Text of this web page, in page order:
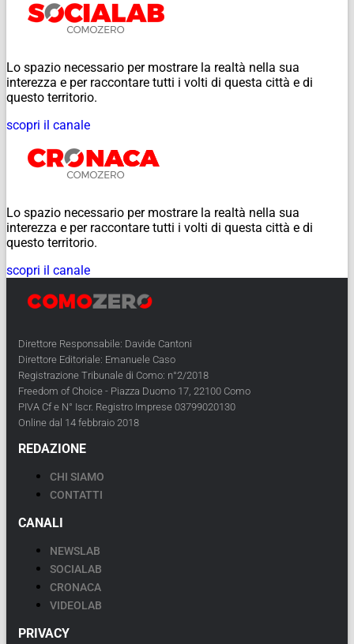
Lo spazio necessario per mostrare la realtà nella sua
interezza e per raccontare tutti i volti di questa città e di
questo territorio.
scopri il canale
Lo spazio necessario per mostrare la realtà nella sua
interezza e per raccontare tutti i volti di questa città e di
questo territorio.
scopri il canale
Direttore Responsabile: Davide Cantoni
Direttore Editoriale: Emanuele Caso
Registrazione Tribunale di Como: n°2/2018
Freedom of Choice - Piazza Duomo 17, 22100 Como
PIVA Cf e N° Iscr. Registro Imprese 03799020130
Online dal 14 febbraio 2018
REDAZIONE
CHI SIAMO
CONTATTI
CANALI
NEWSLAB
SOCIALAB
CRONACA
VIDEOLAB
PRIVACY